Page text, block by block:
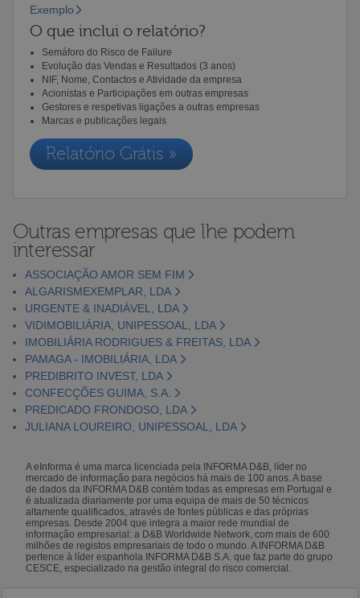
Exemplo
O que inclui o relatório?
Semáforo do Risco de Failure
Evolução das Vendas e Resultados (3 anos)
NIF, Nome, Contactos e Atividade da empresa
Acionistas e Participações em outras empresas
Gestores e respetivas ligações a outras empresas
Marcas e publicações legais
Relatório Grátis »
Outras empresas que lhe podem
interessar
ASSOCIAÇÃO AMOR SEM FIM
ALGARISMEXEMPLAR, LDA
URGENTE & INADIÁVEL, LDA
VIDIMOBILIÁRIA, UNIPESSOAL, LDA
IMOBILIÁRIA RODRIGUES & FREITAS, LDA
PAMAGA - IMOBILIÁRIA, LDA
PREDIBRITO INVEST, LDA
CONFECÇÕES GUIMA, S.A.
PREDICADO FRONDOSO, LDA
JULIANA LOUREIRO, UNIPESSOAL, LDA
A eInforma é uma marca licenciada pela INFORMA D&B, líder no
mercado de informação para negócios há mais de 100 anos. A base
de dados da INFORMA D&B contém todas as empresas em Portugal e
é atualizada diariamente por uma equipa de mais de 50 técnicos
altamente qualificados, através de fontes públicas e das próprias
empresas. Desde 2004 que integra a maior rede mundial de
informação empresarial: a D&B Worldwide Network, com mais de 600
milhões de registos empresariais de todo o mundo. A INFORMA D&B
pertence à líder espanhola INFORMA D&B S.A. que faz parte do grupo
CESCE, especializado na gestão integral do risco comercial.